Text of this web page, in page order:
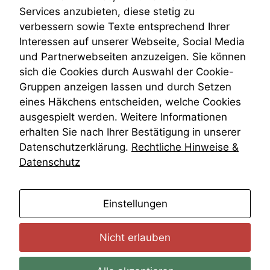
Venezuela
VRK
Wiederherstellungsanordnung
Zivilprozessordnung
ZPO
Zustellfiktion
Zuständigkeit
Öffentliches Personalrecht
Öffentlichkeitsprinzip
Services anzubieten, diese stetig zu
verbessern sowie Texte entsprechend Ihrer
Interessen auf unserer Webseite, Social Media
und Partnerwebseiten anzuzeigen. Sie können
sich die Cookies durch Auswahl der Cookie-
Gruppen anzeigen lassen und durch Setzen
eines Häkchens entscheiden, welche Cookies
ausgespielt werden. Weitere Informationen
erhalten Sie nach Ihrer Bestätigung in unserer
Datenschutzerklärung. Rechtliche Hinweise &
Datenschutz
Einstellungen
Nicht erlauben
werden kann.
Statistiken
Um unsere
Website zu
verbessern,
zeichnen
wir
anonyme
statistische
Daten auf.
Funktionalität
Einige
Funktionen auf
dieser Website
sind optional.
diese Option